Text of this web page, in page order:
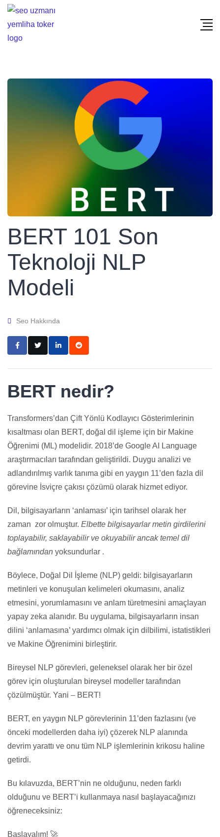
BERT 101 Son
Teknoloji NLP
Modeli
Seo Hakkında
BERT nedir?
Transformers’dan Çift Yönlü Kodlayıcı Gösterimlerinin
kısaltması olan BERT, doğal dil işleme için bir Makine
Öğrenimi (ML) modelidir. 2018’de Google AI Language
araştırmacıları tarafından geliştirildi. Duygu analizi ve
adlandırılmış varlık tanıma gibi en yaygın 11’den fazla dil
görevine İsviçre çakısı çözümü olarak hizmet ediyor.
Dil, bilgisayarların ‘anlaması’ için tarihsel olarak her
zaman zor olmuştur. Elbette bilgisayarlar metin girdilerini
toplayabilir, saklayabilir ve okuyabilir ancak temel dil
bağlamından yoksundurlar .
Böylece, Doğal Dil İşleme (NLP) geldi: bilgisayarların
metinleri ve konuşulan kelimeleri okumasını, analiz
etmesini, yorumlamasını ve anlam türetmesini amaçlayan
yapay zeka alanıdır. Bu uygulama, bilgisayarların insan
dilini ‘anlamasına’ yardımcı olmak için dilbilimi, istatistikleri
ve Makine Öğrenimini birleştirir.
Bireysel NLP görevleri, geleneksel olarak her bir özel
görev için oluşturulan bireysel modeller tarafından
çözülmüştür. Yani – BERT!
BERT, en yaygın NLP görevlerinin 11’den fazlasını (ve
önceki modellerden daha iyi) çözerek NLP alanında
devrim yarattı ve onu tüm NLP işlemlerinin krikosu haline
getirdi.
Bu kılavuzda, BERT’nin ne olduğunu, neden farklı
olduğunu ve BERT’i kullanmaya nasıl başlayacağınızı
öğreneceksiniz:
Başlayalım! 🚀